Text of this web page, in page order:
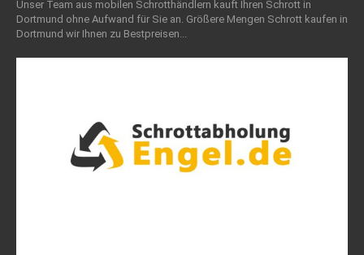
Unser Team aus mobilen Schrotthändlern kauft Ihren Schrott in
Dortmund ohne Aufwand für Sie an. Größere Mengen Schrott kaufen in
Dortmund wir Ihnen zu Bestpreisen...